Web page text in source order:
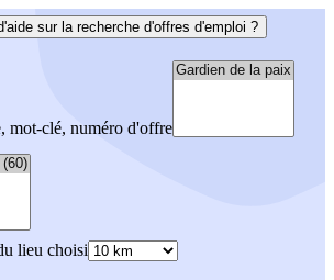
sur la recherche d'offres d'emploi ?
mot-clé, numéro d'offre
lieu choisi